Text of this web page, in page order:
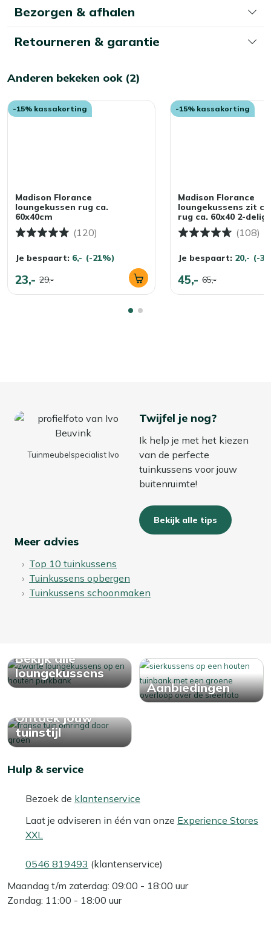
Bezorgen & afhalen
Retourneren & garantie
Anderen bekeken ook (2)
-15% kassakorting
Madison Florance
loungekussen rug ca.
60x40cm
(120)
Je bespaart: 6,- (-21%)
23,- 29,-
-15% kassakorting
Madison Florance
loungekussens zit
rug ca. 60x40 2-delig
(108)
Je bespaart: 20,- (-
45,- 65,-
Tuinmeubelspecialist Ivo
Twijfel je nog?
Ik help je met het kiezen
van de perfecte
tuinkussens voor jouw
buitenruimte!
Bekijk alle tips
Meer advies
Top 10 tuinkussens
Tuinkussens opbergen
Tuinkussens schoonmaken
Bekijk alle
loungekussens
Aanbiedingen
Ontdek jouw
tuinstijl
Hulp & service
Bezoek de klantenservice
Laat je adviseren in één van onze Experience Stores
XXL
0546 819493 (klantenservice)
Maandag t/m zaterdag: 09:00 - 18:00 uur
Zondag: 11:00 - 18:00 uur